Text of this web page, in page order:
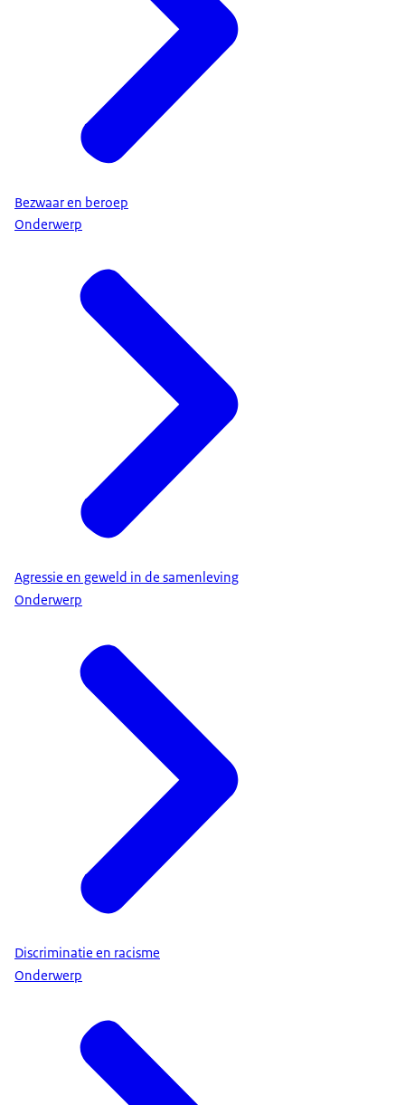
Bezwaar en beroep
Onderwerp
Agressie en geweld in de samenleving
Onderwerp
Discriminatie en racisme
Onderwerp